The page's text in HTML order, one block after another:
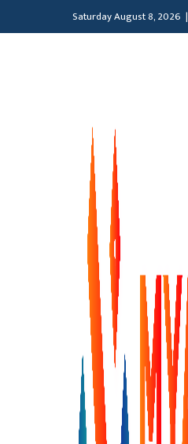
Saturday August 8, 2026 |